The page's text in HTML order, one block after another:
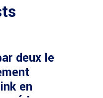
deux le
en